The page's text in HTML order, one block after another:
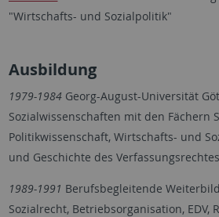
"Wirtschafts- und Sozialpolitik"
Ausbildung
1979-1984Georg-August-Universität
Sozialwissenschaften mit den Fächern
Politikwissenschaft, Wirtschafts- und
und Geschichte des
1989-1991 Berufsbegleitende
Sozialrecht, Betriebsorganisation, EDV,